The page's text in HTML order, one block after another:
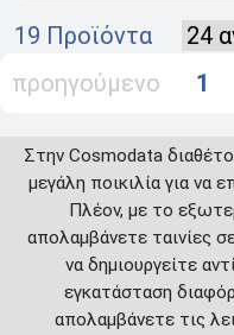
19 Προϊόντα
προηγούμενο
1
Στην Cosmodata
μεγάλη ποικιλία για να
Πλέον, με το
απολαμβάνετε ταινίες
να δημιουργείτε
εγκατάσταση
απολαμβάνετε τις